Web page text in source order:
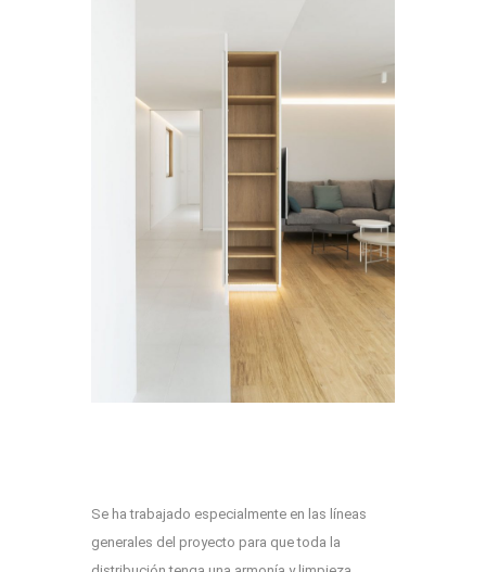
Se ha trabajado especialmente en las líneas
generales del proyecto para que toda la